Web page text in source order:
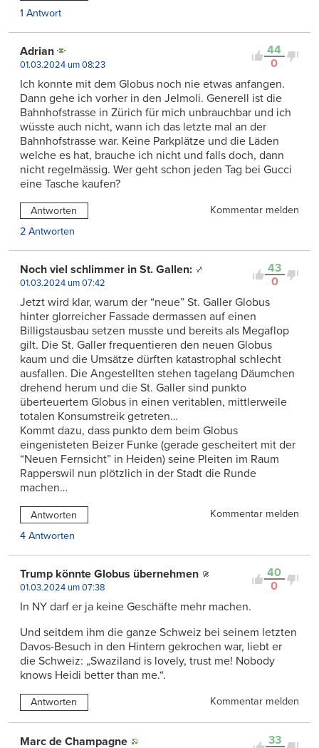
1 Antwort
44
0
Adrian
01.03.2024 um 08:23
Ich konnte mit dem Globus noch nie etwas anfangen.
Dann gehe ich vorher in den Jelmoli. Generell ist die
Bahnhofstrasse in Zürich für mich unbrauchbar und ich
wüsste auch nicht, wann ich das letzte mal an der
Bahnhofstrasse war. Keine Parkplätze und die Läden
welche es hat, brauche ich nicht und falls doch, dann
nicht regelmässig. Wer geht schon jeden Tag bei Gucci
eine Tasche kaufen?
Antworten
Kommentar melden
2 Antworten
43
0
Noch viel schlimmer in St. Gallen:
01.03.2024 um 07:42
Jetzt wird klar, warum der “neue” St. Galler Globus
hinter glorreicher Fassade dermassen auf einen
Billigstausbau setzen musste und bereits als Megaflop
gilt. Die St. Galler frequentieren den neuen Globus
kaum und die Umsätze dürften katastrophal schlecht
ausfallen. Die Angestellten stehen tagelang Däumchen
drehend herum und die St. Galler sind punkto
überteuertem Globus in einen veritablen, mittlerweile
totalen Konsumstreik getreten…
Kommt dazu, dass punkto dem beim Globus
eingenisteten Beizer Funke (gerade gescheitert mit der
“Neuen Fernsicht” in Heiden) seine Pleiten im Raum
Rapperswil nun plötzlich in der Stadt die Runde
machen…
Antworten
Kommentar melden
4 Antworten
40
0
Trump könnte Globus übernehmen
01.03.2024 um 07:38
In NY darf er ja keine Geschäfte mehr machen.
Und seitdem ihm die ganze Schweiz bei seinem letzten
Davos-Besuch in den Hintern gekrochen war, liebt er
die Schweiz: „Swaziland is lovely, trust me! Nobody
knows Heidi better than me.“.
Antworten Kommentar melden
33
Marc de Champagne